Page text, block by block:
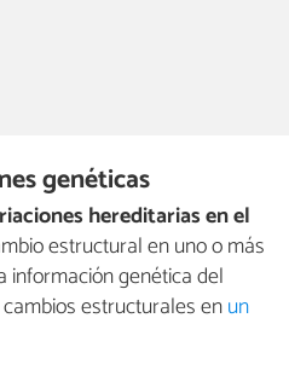
genéticas
hereditarias en el
estructural en uno o más
información genética del
estructurales enun